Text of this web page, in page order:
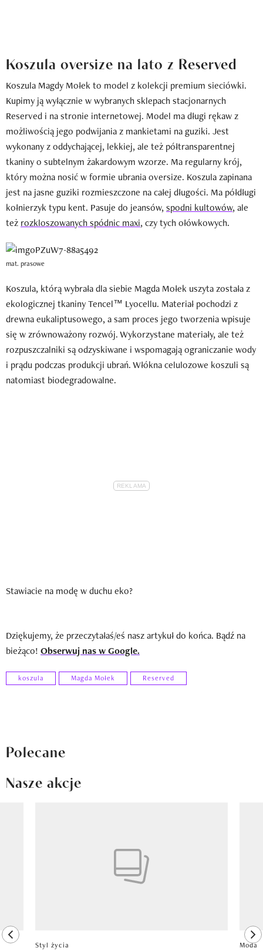
Koszula oversize na lato z Reserved
Koszula Magdy Mołek to model z kolekcji premium sieciówki.
Kupimy ją wyłącznie w wybranych sklepach stacjonarnych
Reserved i na stronie internetowej. Model ma długi rękaw z
możliwością jego podwijania z mankietami na guziki. Jest
wykonany z oddychającej, lekkiej, ale też półtransparentnej
tkaniny o subtelnym żakardowym wzorze. Ma regularny krój,
który można nosić w formie ubrania oversize. Koszula zapinana
jest na jasne guziki rozmieszczone na całej długości. Ma półdługi
kołnierzyk typu kent. Pasuje do jeansów,spodni kultowów, ale
też rozkloszowanych spódnic maxi, czy tych ołówkowych.
mat. prasowe
Koszula, którą wybrała dla siebie Magda Mołek uszyta została z
ekologicznej tkaniny Tencel™ Lyocellu. Materiał pochodzi z
drewna eukaliptusowego, a sam proces jego tworzenia wpisuje
się w zrównoważony rozwój. Wykorzystane materiały, ale też
rozpuszczalniki są odzyskiwane i wspomagają ograniczanie wody
i prądu podczas produkcji ubrań. Włókna celulozowe koszuli są
natomiast biodegradowalne.
Stawiacie na modę w duchu eko?
Dziękujemy, że przeczytałaś/eś nasz artykuł do końca. Bądź na
bieżąco! Obserwuj nas w Google.
koszula Magda Mołek Reserved
Polecane
Nasze akcje
previous element
Styl życia Moda